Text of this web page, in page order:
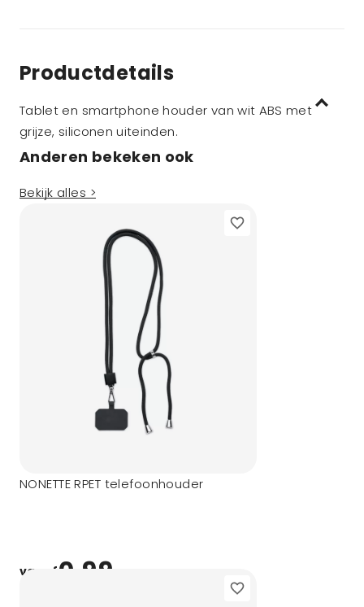
Productdetails
Tablet en smartphone houder van wit ABS met
grijze, siliconen uiteinden.
Anderen bekeken ook
Bekijk alles >
NONETTE RPET telefoonhouder
vanaf0,99